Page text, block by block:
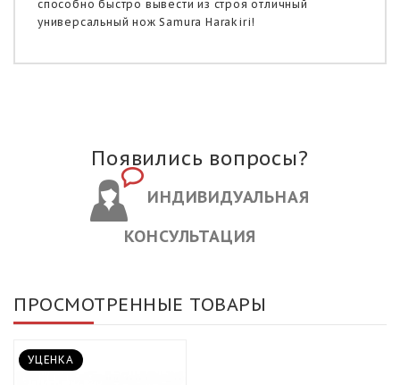
способно быстро вывести из строя отличный
универсальный нож Samura Harakiri!
Появились вопросы?
ИНДИВИДУАЛЬНАЯ
КОНСУЛЬТАЦИЯ
ПРОСМОТРЕННЫЕ ТОВАРЫ
УЦЕНКА